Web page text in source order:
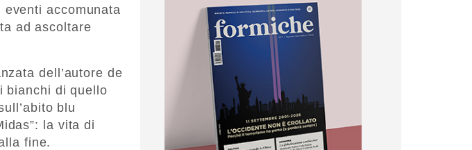
accomunata
ad ascoltare
dell’autore de
bianchi di quello
blu
la vita di
fine.